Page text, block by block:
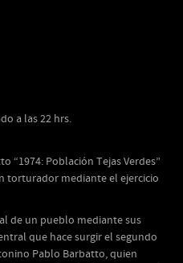
a las 22 hrs.
“1974: Población Tejas Verdes”
torturador mediante el ejercicio
de un pueblo mediante sus
que hace surgir el segundo
Pablo Barbatto, quien